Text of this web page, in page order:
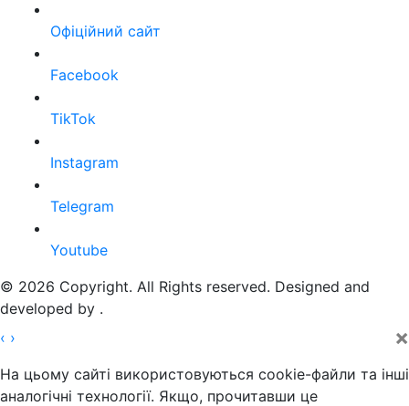
Офіційний сайт
Facebook
TikTok
Instagram
Telegram
Youtube
© 2026 Copyright. All Rights reserved. Designed and
developed by .
‹ › ×
На цьому сайті використовуються cookie-файли та інші
аналогічні технології. Якщо, прочитавши це